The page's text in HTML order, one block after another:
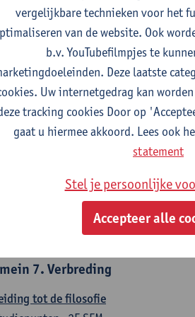
1E/2E SEM
studiepunten
Tom Van Caneghem
6. Kwantitatieve methoden
statistiek en kansrekenen
2E SEM
studiepunten
Stephan Van der Veeken
methoden en technieken
1E/2E SEM
Ida Ruts
7. Verbreding
tot de filosofie
vergelijkbare technieken voor het
van de website. Ook
b.v. YouTubefilmpjes te
Deze laatste
Uw internetgedrag kan
tracking cookies Door op
gaat u hiermee akkoord. Lees ook
statement
Stel je persoonlijke
Accepteer alle